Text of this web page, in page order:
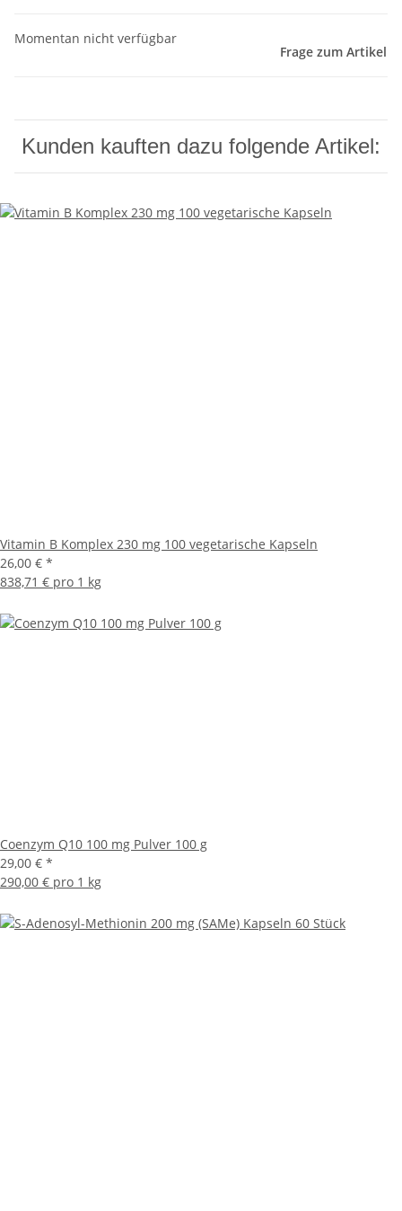
Momentan nicht verfügbar
Frage zum Artikel
Kunden kauften dazu folgende Artikel:
Vitamin B Komplex 230 mg 100 vegetarische Kapseln
26,00 € *
838,71 € pro 1 kg
Coenzym Q10 100 mg Pulver 100 g
29,00 € *
290,00 € pro 1 kg